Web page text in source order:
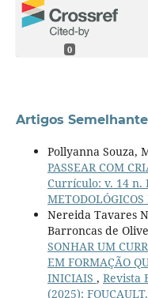
0
Artigos
Pollyanna Souza,
PASSEAR COM
Currículo: v. 14 n.
Nereida Tavares
Barroncas de
SONHAR UM
EM FORMAÇÃO
INICIAIS , Revista
(2025):